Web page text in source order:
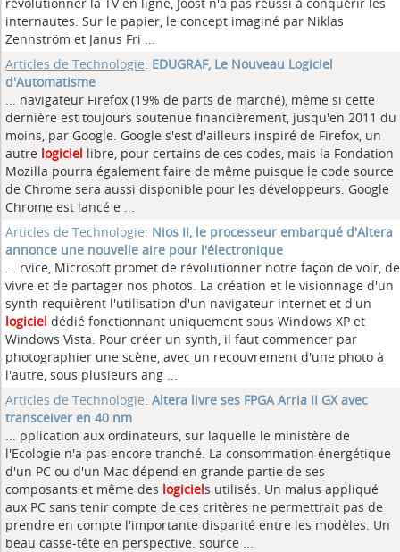
internautes. Sur le papier, le concept imaginé par Niklas
Zennström et Janus Fri ...
Articles de Technologie: EDUGRAF, Le Nouveau Logiciel
d'Automatisme
... navigateur Firefox (19% de parts de marché), même si cette
dernière est toujours soutenue financièrement, jusqu'en 2011 du
moins, par Google. Google s'est d'ailleurs inspiré de Firefox, un
autre logiciel libre, pour certains de ces codes, mais la Fondation
Mozilla pourra également faire de même puisque le code source
de Chrome sera aussi disponible pour les développeurs. Google
Chrome est lancé e ...
Articles de Technologie: Nios II, le processeur embarqué d'Altera
annonce une nouvelle aire pour l'électronique
... rvice, Microsoft promet de révolutionner notre façon de voir, de
vivre et de partager nos photos. La création et le visionnage d'un
synth requièrent l'utilisation d'un navigateur internet et d'un
logiciel dédié fonctionnant uniquement sous Windows XP et
Windows Vista. Pour créer un synth, il faut commencer par
photographier une scène, avec un recouvrement d'une photo à
l'autre, sous plusieurs ang ...
Articles de Technologie: Altera livre ses FPGA Arria II GX avec
transceiver en 40 nm
... pplication aux ordinateurs, sur laquelle le ministère de
l'Ecologie n'a pas encore tranché. La consommation énergétique
d'un PC ou d'un Mac dépend en grande partie de ses
composants et même des logiciels utilisés. Un malus appliqué
aux PC sans tenir compte de ces critères ne permettrait pas de
prendre en compte l'importante disparité entre les modèles. Un
beau casse-tête en perspective. source ...